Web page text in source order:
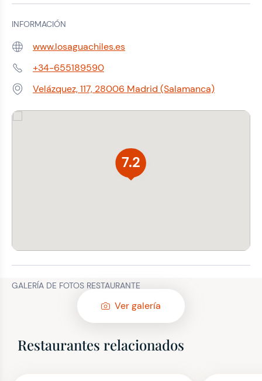
INFORMACIÓN
Web: www.losaguachiles.es
Teléfono:+34-655189590
Dirección:Velázquez, 117, 28006 Madrid (Salamanca)
7.2
GALERÍA DE FOTOS RESTAURANTE
Ver galería
Restaurantes relacionados